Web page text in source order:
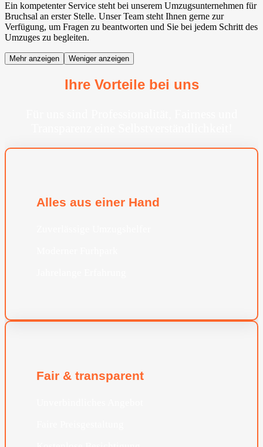
Ein kompetenter Service steht bei unserem Umzugsunternehmen für
Bruchsal an erster Stelle. Unser Team steht Ihnen gerne zur
Verfügung, um Fragen zu beantworten und Sie bei jedem Schritt des
Umzuges zu begleiten.
Mehr anzeigen Weniger anzeigen
Ihre Vorteile bei uns
Alles aus einer Hand
Fair & transparent